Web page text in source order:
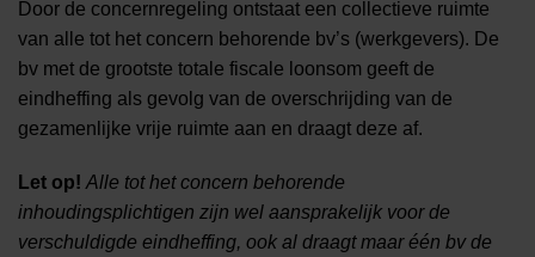
Door de concernregeling ontstaat een collectieve ruimte
van alle tot het concern behorende bv’s (werkgevers). De
bv met de grootste totale fiscale loonsom geeft de
eindheffing als gevolg van de overschrijding van de
gezamenlijke vrije ruimte aan en draagt deze af.
Let op! Alle tot het concern behorende
inhoudingsplichtigen zijn wel aansprakelijk voor de
verschuldigde eindheffing, ook al draagt maar één bv de